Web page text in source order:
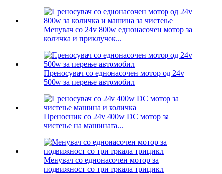
Менувач со 24v 800w еднонасочен мотор за
количка и приклучок...
Преносувач со еднонасочен мотор од 24v
500w за перење автомобил
Преносник со 24v 400w DC мотор за
чистење на машината...
Менувач со еднонасочен мотор за
подвижност со три тркала трицикл